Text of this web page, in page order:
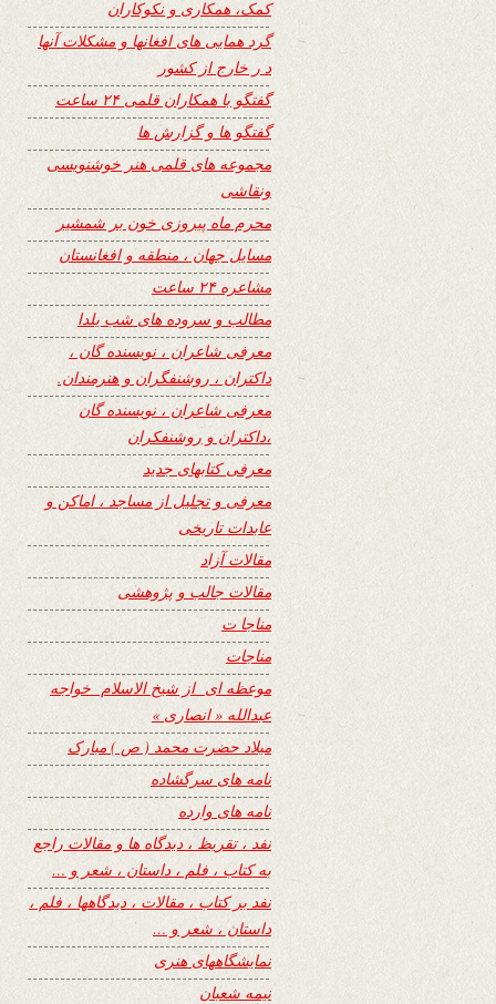
کمک، همکاری و نکوکاران
گرد همایی های افغانها و مشکلات آنها
د ر خارج از کشور
گفتگو با همکاران قلمی ۲۴ ساعت
گفتگو ها و گزارش ها
مجموعه های قلمی هنر خوشنویسی
ونقاشی
محرم ماه پیروزی خون بر شمشیر
مسایل جهان ، منطقه و افغانستان
مشاعره ۲۴ ساعت
مطالب و سروده های شب یلدا
معرفی شاعران ، نویسنده گان ،
داکتران ، روشنفگران و هنرمندان.
معرفی شاعران ، نویسنده گان
،داکتران و روشنفکران
معرفی کتابهای جدید
معرفی و تجلیل از مساجد ، اماکن و
عابدات تاریخی
مقالات آزاد
مقالات جالب و پژوهشی
مناجا ت
مناجات
موعظه ای از شیخ الاسلام خواجه
عبدالله « انصاری »
میلاد حضرت محمد ( ص ) مبارک
نامه های سرگشاده
نامه های وارده
نفد ، تقریظ ، دیدگاه ها و مقالات راجع
به کتاب ، فلم ، داستان ، شعر و …
نفد بر کتاب ، مقالات ، دیدگاهها ، فلم ،
داستان ، شعر و …
نمایشگاههای هنری
نیمه شعبان